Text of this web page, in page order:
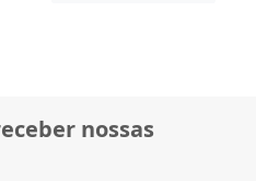
nossas